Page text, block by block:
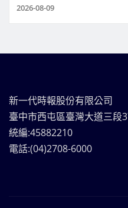
2026-08-09
新一代時報股份有限公司
臺中市西屯區臺灣大道三段
統編:45882210
電話:(04)2708-6000